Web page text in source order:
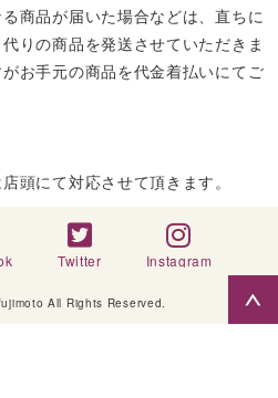
商品が届いた場合などは、直ちに
りの商品を発送させていただきま
お手元の商品を代金着払いにてご
頭にて対応させて頂きます。
Twitter Instagram
All Rights Reserved.